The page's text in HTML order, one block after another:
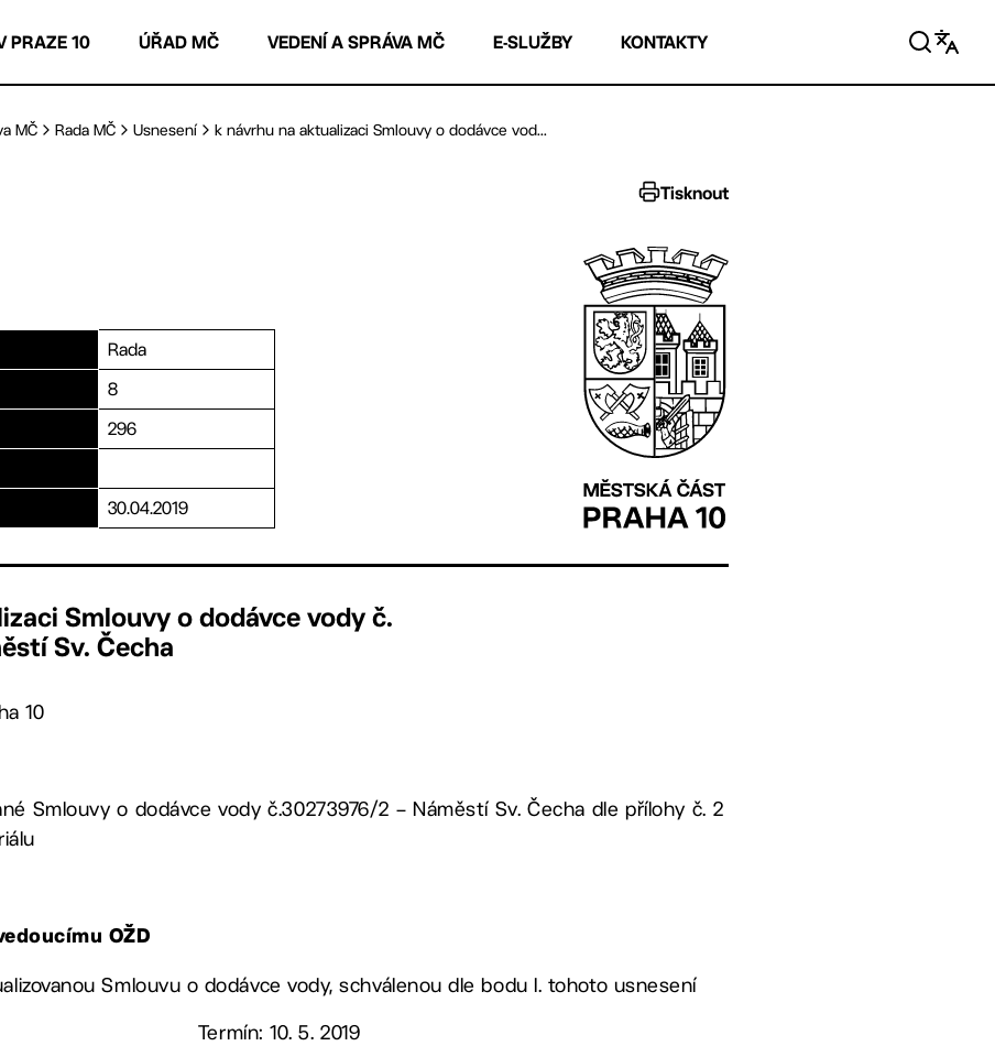
PRAZE 10 ÚŘAD MČ VEDENÍ A SPRÁVA MČ E-SLUŽBY KONTAKTY
MČ Rada MČ Usnesení k návrhu na aktualizaci Smlouvy o dodávce vod...
Tisknout
Rada
8
296
30.04.2019
Smlouvy o dodávce vody č.
Sv. Čecha
10
Smlouvy o dodávce vody č.30273976/2 – Náměstí Sv. Čecha dle přílohy č. 2
OŽD
Smlouvu o dodávce vody, schválenou dle bodu I. tohoto usnesení
Termín: 10. 5. 2019